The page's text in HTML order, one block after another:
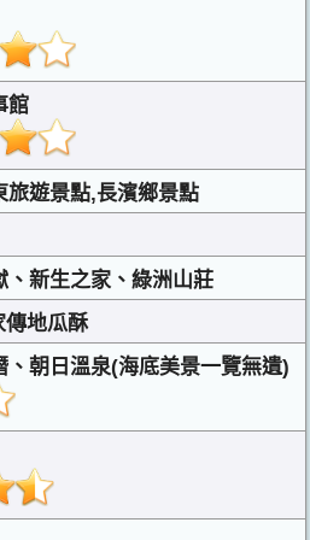
館
旅遊景點,長濱鄉景點
、新生之家、綠洲山莊
傳地瓜酥
、朝日溫泉(海底美景一覽無遺)